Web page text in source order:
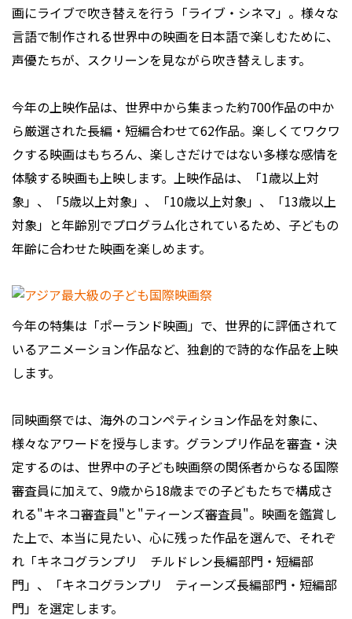
画にライブで吹き替えを行う「ライブ・シネマ」。様々な
言語で制作される世界中の映画を日本語で楽しむために、
声優たちが、スクリーンを見ながら吹き替えします。
今年の上映作品は、世界中から集まった約700作品の中か
ら厳選された長編・短編合わせて62作品。楽しくてワクワ
クする映画はもちろん、楽しさだけではない多様な感情を
体験する映画も上映します。上映作品は、「1歳以上対
象」、「5歳以上対象」、「10歳以上対象」、「13歳以上
対象」と年齢別でプログラム化されているため、子どもの
年齢に合わせた映画を楽しめます。
今年の特集は「ポーランド映画」で、世界的に評価されて
いるアニメーション作品など、独創的で詩的な作品を上映
します。
同映画祭では、海外のコンペティション作品を対象に、
様々なアワードを授与します。グランプリ作品を審査・決
定するのは、世界中の子ども映画祭の関係者からなる国際
審査員に加えて、9歳から18歳までの子どもたちで構成さ
れる"キネコ審査員"と"ティーンズ審査員"。映画を鑑賞し
た上で、本当に見たい、心に残った作品を選んで、それぞ
れ「キネコグランプリ チルドレン長編部門・短編部
門」、「キネコグランプリ ティーンズ長編部門・短編部
門」を選定します。